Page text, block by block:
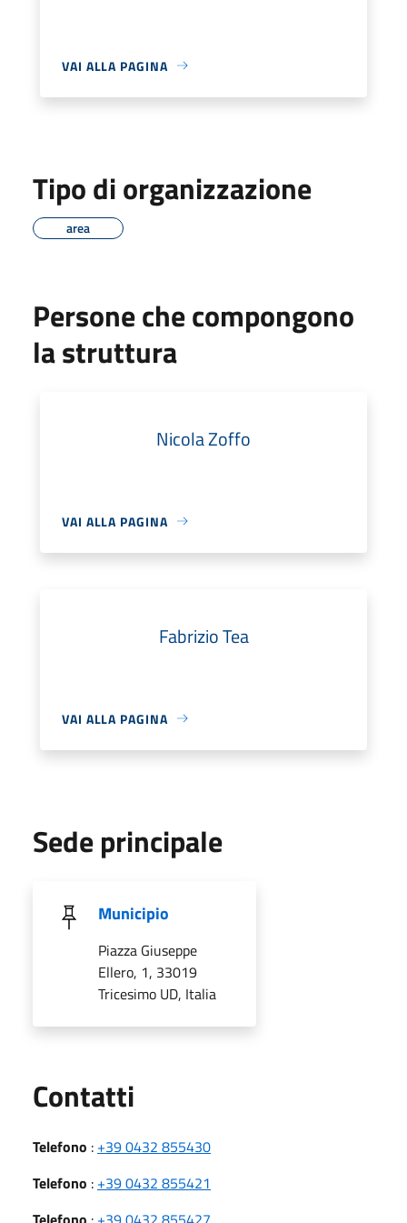
VAI ALLA PAGINA
Tipo di organizzazione
area
Persone che compongono
la struttura
Nicola Zoffo
VAI ALLA PAGINA
Fabrizio Tea
VAI ALLA PAGINA
Sede principale
Municipio
Piazza Giuseppe
Ellero, 1, 33019
Tricesimo UD, Italia
Contatti
Telefono : +39 0432 855430
Telefono : +39 0432 855421